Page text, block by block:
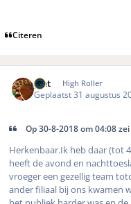
Citeren
piet High Roller
Geplaatst31 augustus
Op 30-8-2018 om 04:08
Herkenbaar.Ik heb daar (tot
heeft de avond en
vroeger een gezellig team
ander filiaal bij ons kwamen